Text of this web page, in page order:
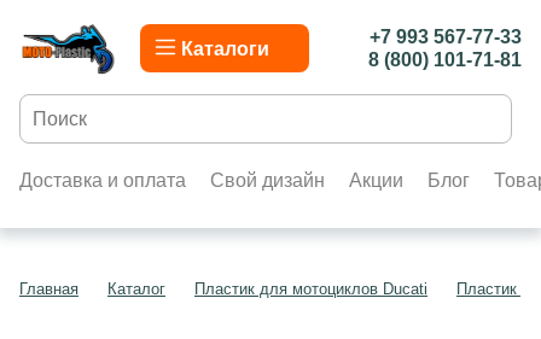
Каталоги
+7 993 567-77-33
8 (800) 101-71-81
Доставка и оплата Свой дизайн Акции Блог
Главная Каталог Пластик для мотоциклов Ducati Пластик